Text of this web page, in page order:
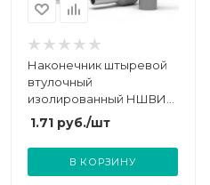
Наконечник штыревой
втулочный
изолированный НШВИ
4.0-9 TOKOV ELECTRIC
TKE-NSVI-4.0-9-C06/100
1.71руб./шт
В КОРЗИНУ